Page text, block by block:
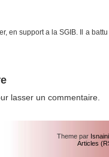
en support a la SGIB. Il a
lasser un commentaire.
Theme par
Articles